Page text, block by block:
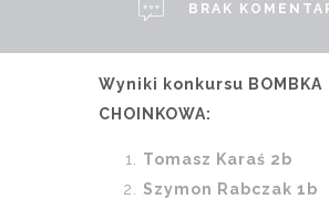
BRAK
Wyniki konkursu BOMBKA
CHOINKOWA:
Tomasz Karaś 2b
Szymon Rabczak 1b